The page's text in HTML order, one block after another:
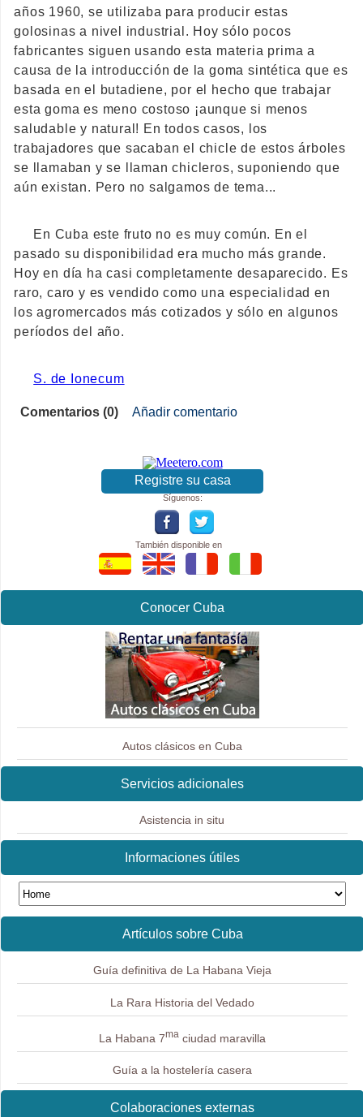
años 1960, se utilizaba para producir estas
golosinas a nivel industrial. Hoy sólo pocos
fabricantes siguen usando esta materia prima a
causa de la introducción de la goma sintética que es
basada en el butadiene, por el hecho que trabajar
esta goma es meno costoso ¡aunque si menos
saludable y natural! En todos casos, los
trabajadores que sacaban el chicle de estos árboles
se llamaban y se llaman chicleros, suponiendo que
aún existan. Pero no salgamos de tema...
En Cuba este fruto no es muy común. En el
pasado su disponibilidad era mucho más grande.
Hoy en día ha casi completamente desaparecido. Es
raro, caro y es vendido como una especialidad en
los agromercados más cotizados y sólo en algunos
períodos del año.
S. de Ionecum
Comentarios (0) Añadir comentario
Registre su casa
Síguenos:
También disponible en
Conocer Cuba
Autos clásicos en Cuba
Servicios adicionales
Asistencia in situ
Informaciones útiles
Artículos sobre Cuba
Guía definitiva de La Habana Vieja
La Rara Historia del Vedado
La Habana 7maciudad maravilla
Guía a la hostelería casera
Colaboraciones externas